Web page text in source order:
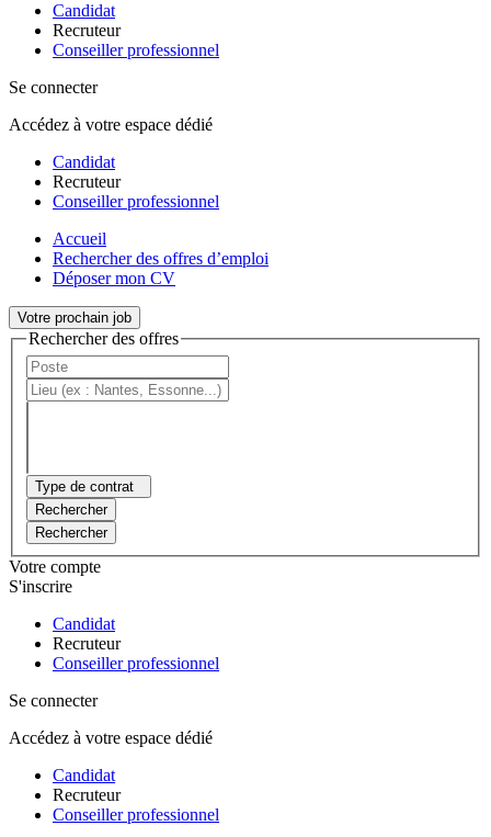
Candidat
Recruteur
Conseiller professionnel
Se connecter
Accédez à votre espace dédié
Candidat
Recruteur
Conseiller professionnel
Accueil
Rechercher des offres d’emploi
Déposer mon CV
Votre prochain job
Rechercher des offres
Type de contrat
Rechercher
Rechercher
Votre compte
S'inscrire
Candidat
Recruteur
Conseiller professionnel
Se connecter
Accédez à votre espace dédié
Candidat
Recruteur
Conseiller professionnel